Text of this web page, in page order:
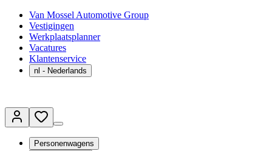
Van Mossel Automotive Group
Vestigingen
Werkplaatsplanner
Vacatures
Klantenservice
nl - Nederlands
Personenwagens